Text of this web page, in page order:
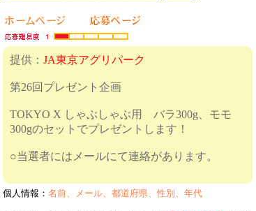
提供： JA東京アグリパーク
第26回プレゼント企画
TOKYO X しゃぶしゃぶ用 バラ300g、モモ
300gのセットでプレゼントします！
○当選者にはメールにて連絡があります。
個人情報： 名前、メール、都道府県、性別、年代